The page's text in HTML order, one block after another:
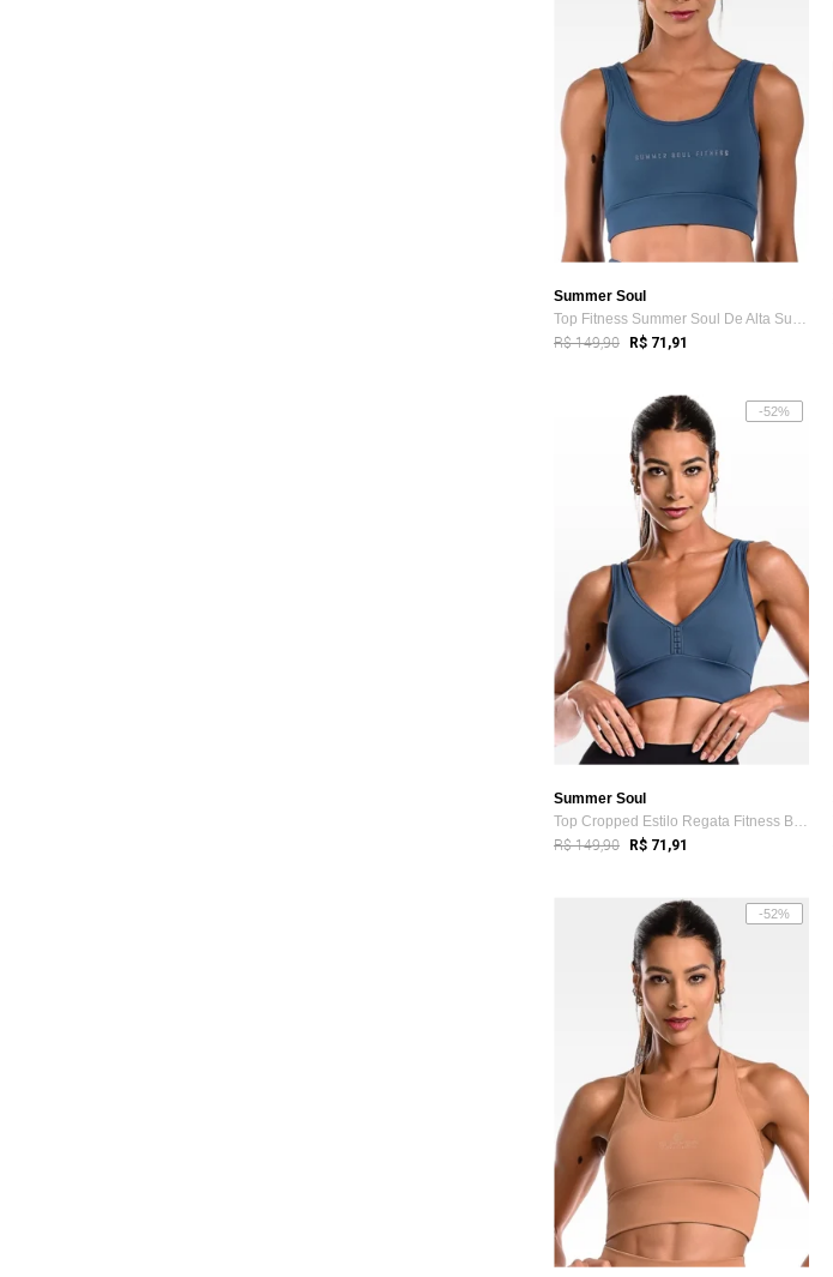
Summer Soul
Top Fitness Summer Soul De Alta Sustenta...
R$ 149,90 R$ 71,91
-52%
Summer Soul
Top Cropped Estilo Regata Fitness Bojo R...
R$ 149,90 R$ 71,91
-52%